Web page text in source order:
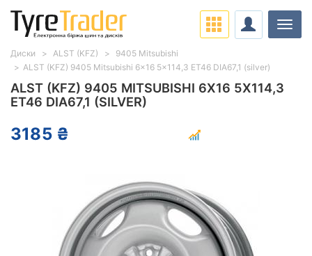
ALST (KFZ) 9405 MITSUBISHI 6X16 5X114,3
ET46 DIA67,1 (SILVER)
3185 ₴
Диски ALST (KFZ)
9405 Mitsubishi
ALST (KFZ) 9405 Mitsubishi 6x16 5x114,3 ET46 DIA67,1 (silver)